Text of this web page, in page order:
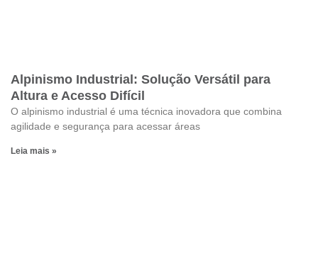
Alpinismo Industrial: Solução Versátil para
Altura e Acesso Difícil
O alpinismo industrial é uma técnica inovadora que combina
agilidade e segurança para acessar áreas
Leia mais »